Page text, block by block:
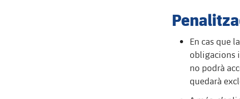
En cas que
obligacions
no podrà
quedarà